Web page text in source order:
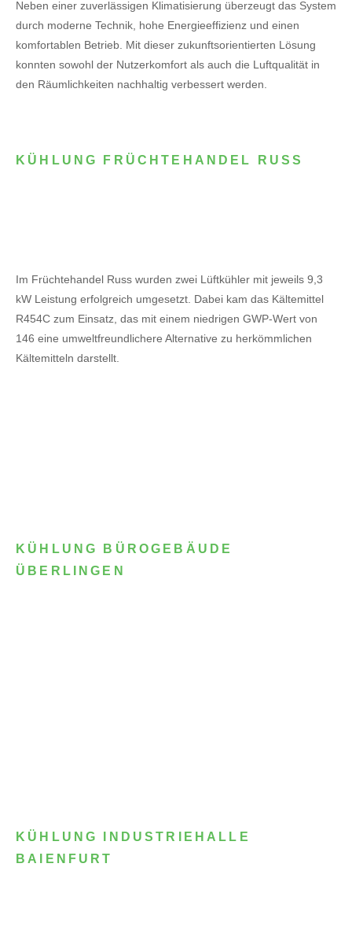
Neben einer zuverlässigen Klimatisierung überzeugt das System
durch moderne Technik, hohe Energieeffizienz und einen
komfortablen Betrieb. Mit dieser zukunftsorientierten Lösung
konnten sowohl der Nutzerkomfort als auch die Luftqualität in
den Räumlichkeiten nachhaltig verbessert werden.
KÜHLUNG FRÜCHTEHANDEL RUSS
Im Früchtehandel Russ wurden zwei Lüftkühler mit jeweils 9,3
kW Leistung erfolgreich umgesetzt. Dabei kam das Kältemittel
R454C zum Einsatz, das mit einem niedrigen GWP-Wert von
146 eine umweltfreundlichere Alternative zu herkömmlichen
Kältemitteln darstellt.
KÜHLUNG BÜROGEBÄUDE
ÜBERLINGEN
KÜHLUNG INDUSTRIEHALLE
BAIENFURT